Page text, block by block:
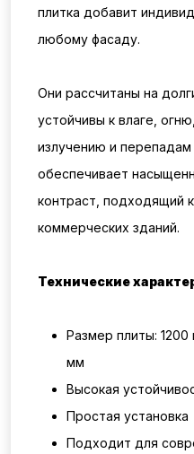
плитка добавит
любому фасаду.
Они рассчитаны на
устойчивы к влаге,
излучению и
обеспечивает
контраст, подходящий
коммерческих зданий.
Технические
Размер плиты:
мм
Высокая
Простая установка
Подходит для